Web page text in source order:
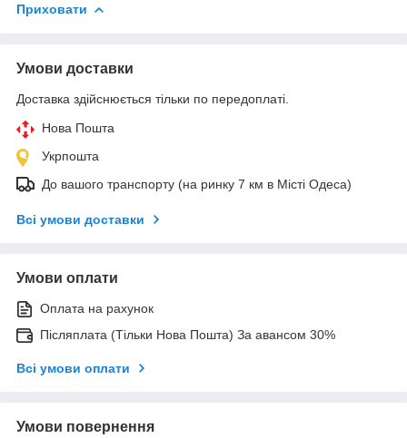
Приховати
Умови доставки
Доставка здійснюється тільки по передоплаті.
Нова Пошта
Укрпошта
До вашого транспорту (на ринку 7 км в Місті Одеса)
Всі умови доставки
Умови оплати
Оплата на рахунок
Післяплата (Тільки Нова Пошта) За авансом 30%
Всі умови оплати
Умови повернення